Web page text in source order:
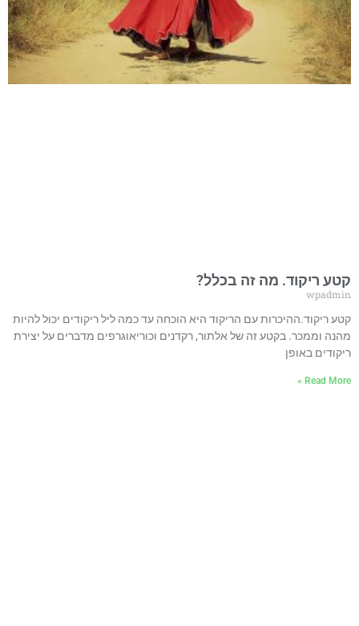
קטע ריקוד. מה זה בכלל?
wpadmin
קטע ריקוד.ההיכרות עם הריקוד היא הוכחה עד כמה ליל ריקודים יכול להיות
מהנה וממכר. בקטע זה של אלתור, רקדנים וכוריאוגרפים מדברים על יצירת
ריקודים באופן
Read More »